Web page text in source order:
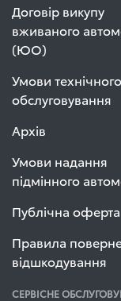
Договір викупу
вживаного
(ЮО)
Умови технічного
обслуговування
Архів
Умови надання
підмінного
Публічна оферта
Правила
відшкодування
СЕРВІСНЕ